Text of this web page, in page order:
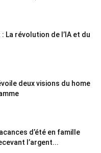
La révolution de l’IA et du
deux visions du home
d’été en famille
l’argent...